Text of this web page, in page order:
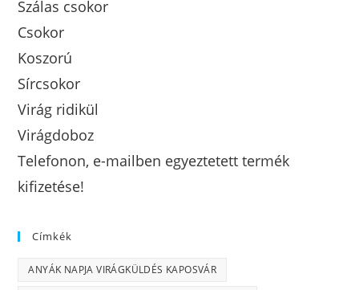
Szálas csokor
Csokor
Koszorú
Sírcsokor
Virág ridikül
Virágdoboz
Telefonon, e-mailben egyeztetett termék
kifizetése!
Címkék
ANYÁK NAPJA VIRÁGKÜLDÉS KAPOSVÁR